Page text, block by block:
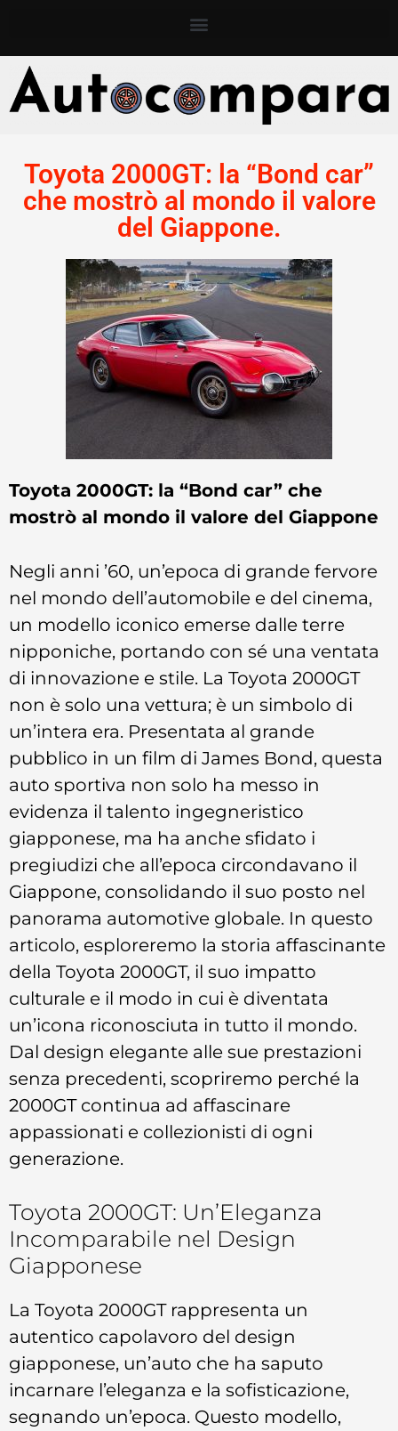
Toyota 2000GT: la “Bond car”
che mostrò al mondo il valore
del Giappone.
Toyota 2000GT: la “Bond car” che
mostrò al mondo il valore del Giappone
Negli anni ’60, un’epoca di grande fervore
nel mondo dell’automobile e del cinema,
un modello iconico emerse dalle terre
nipponiche, portando con sé una ventata
di innovazione e stile. La Toyota 2000GT
non è solo una vettura; è un simbolo di
un’intera era. Presentata al grande
pubblico in un film di James Bond, questa
auto sportiva non solo ha messo in
evidenza il talento ingegneristico
giapponese, ma ha anche sfidato i
pregiudizi che all’epoca circondavano il
Giappone, consolidando il suo posto nel
panorama automotive globale. In questo
articolo, esploreremo la storia affascinante
della Toyota 2000GT, il suo impatto
culturale e il modo in cui è diventata
un’icona riconosciuta in tutto il mondo.
Dal design elegante alle sue prestazioni
senza precedenti, scopriremo perché la
2000GT continua ad affascinare
appassionati e collezionisti di ogni
generazione.
Toyota 2000GT: Un’Eleganza
Incomparabile nel Design
Giapponese
La Toyota 2000GT rappresenta un
autentico capolavoro del design
giapponese, un’auto che ha saputo
incarnare l’eleganza e la sofisticazione,
segnando un’epoca. Questo modello,